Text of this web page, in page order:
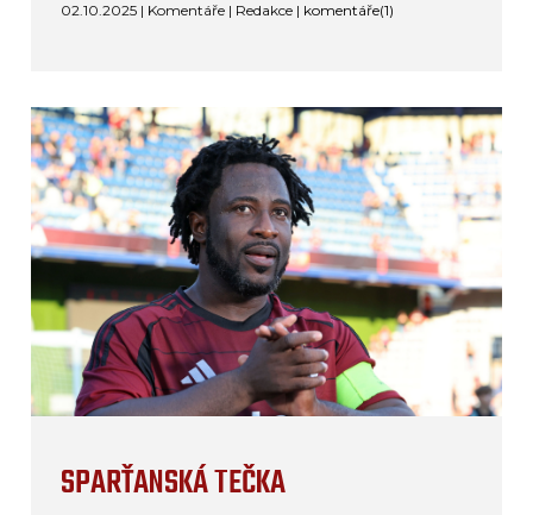
02.10.2025 | Komentáře | Redakce | komentáře(1)
SPARŤANSKÁ TEČKA